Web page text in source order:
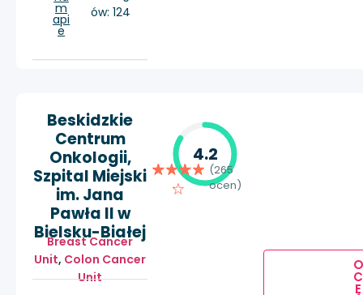
m
api
e
ów: 124
Beskidzkie
Centrum
Onkologii,
Szpital Miejski
im. Jana
Pawła II w
Bielsku-Białej
Breast Cancer
Unit, Colon Cancer
Unit
4.2
(265
ocen)
O
C
E